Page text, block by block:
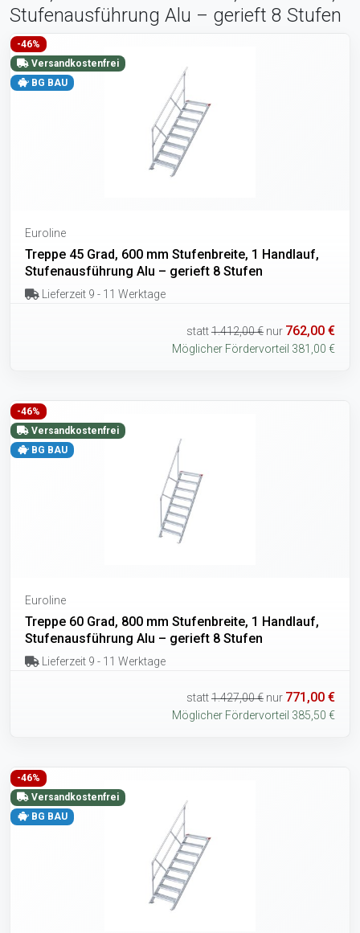
Stufenausführung Alu – gerieft 8 Stufen
-46%
Versandkostenfrei
BG BAU
Euroline
Treppe 45 Grad, 600 mm Stufenbreite, 1 Handlauf,
Stufenausführung Alu – gerieft 8 Stufen
Lieferzeit 9 - 11 Werktage
statt1.412,00 € nur 762,00 €
Möglicher Fördervorteil 381,00 €
-46%
Versandkostenfrei
BG BAU
Euroline
Treppe 60 Grad, 800 mm Stufenbreite, 1 Handlauf,
Stufenausführung Alu – gerieft 8 Stufen
Lieferzeit 9 - 11 Werktage
statt1.427,00 € nur 771,00 €
Möglicher Fördervorteil 385,50 €
-46%
Versandkostenfrei
BG BAU